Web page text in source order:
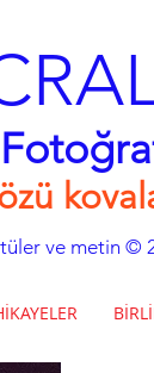
ve metin ©